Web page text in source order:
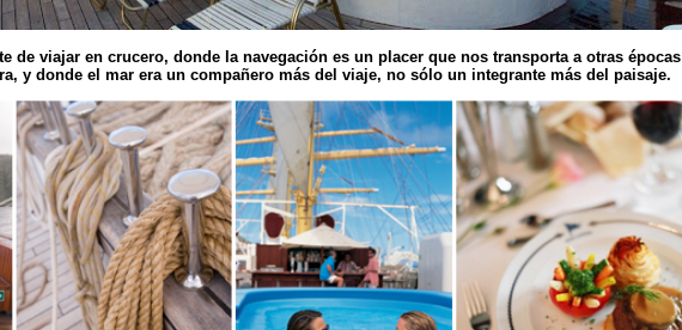
de viajar en crucero, donde la navegación es un placer que nos transporta a otras épocas
y donde el mar era un compañero más del viaje, no sólo un integrante más del paisaje.